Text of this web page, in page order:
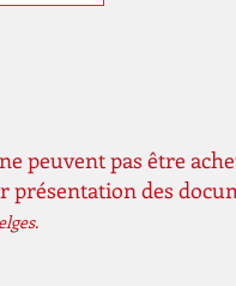
peuvent pas être
présentation des